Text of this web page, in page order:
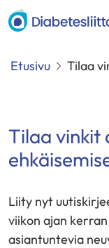
Siirry
sisältöön
Diabetesliitto
Etusivu Tilaa
Tilaa vinkit
Liity nyt
viikon ajan
asiantuntevia